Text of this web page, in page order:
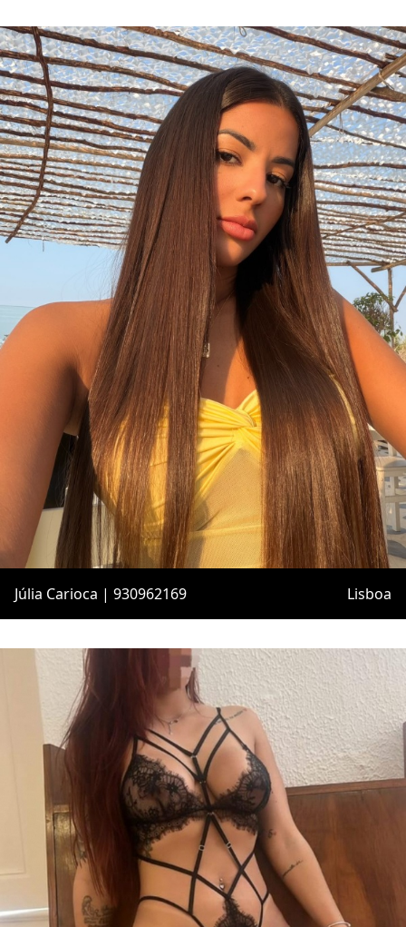
Júlia Carioca | 930962169 Lisboa